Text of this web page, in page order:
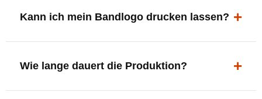
ergonomisch, sicher und gut sichtbar.
Kann ich mein Bandlogo drucken lassen?
deine Bühne, deine Marke.
Wie lange dauert die Produktion?